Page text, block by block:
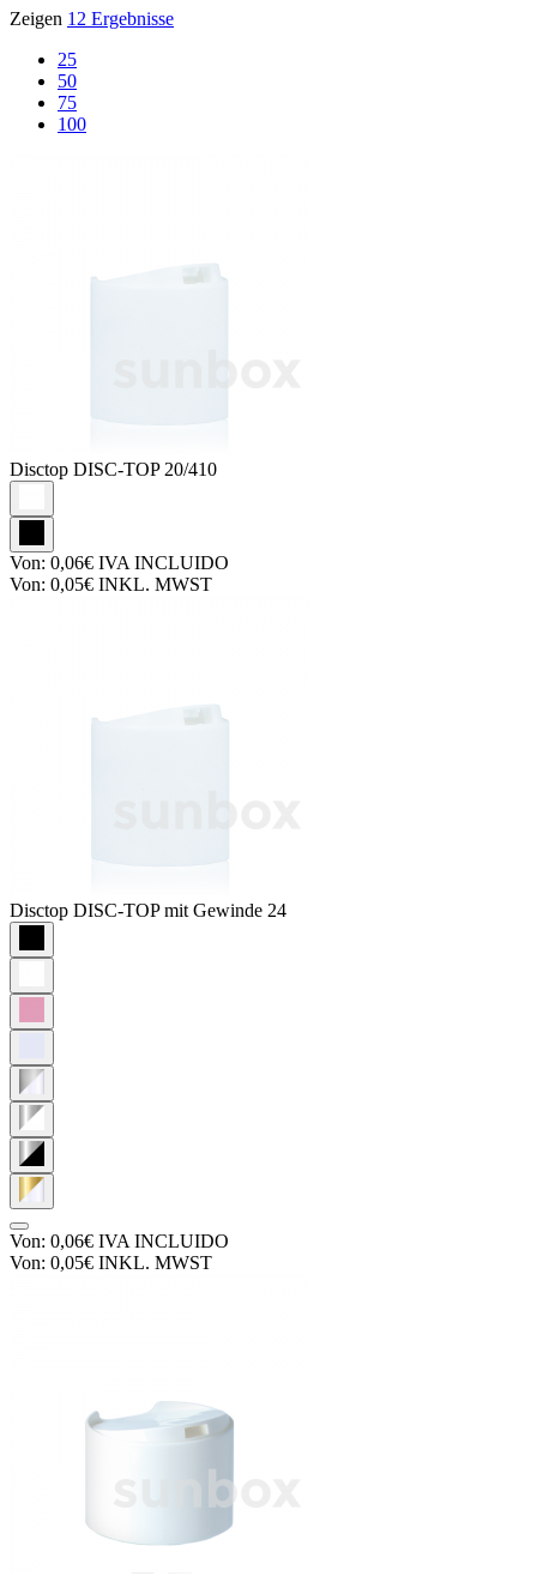
Zeigen 12 Ergebnisse
25
50
75
100
Disctop DISC-TOP 20/410
Von: 0,06€ IVA INCLUIDO
Von: 0,05€ INKL. MWST
Disctop DISC-TOP mit Gewinde 24
Von: 0,06€ IVA INCLUIDO
Von: 0,05€ INKL. MWST